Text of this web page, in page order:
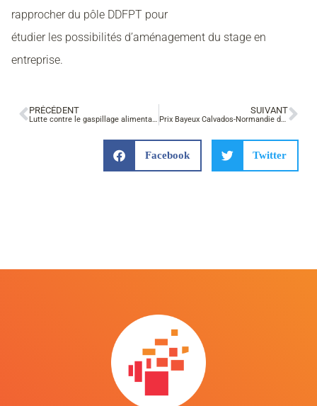
rapprocher du pôle DDFPT pour
étudier les possibilités d’aménagement du stage en
entreprise.
PRÉCÉDENT
Lutte contre le gaspillage alimentaire
SUIVANT
Prix Bayeux Calvados-Normandie des correspondants de guerre
Facebook Twitter